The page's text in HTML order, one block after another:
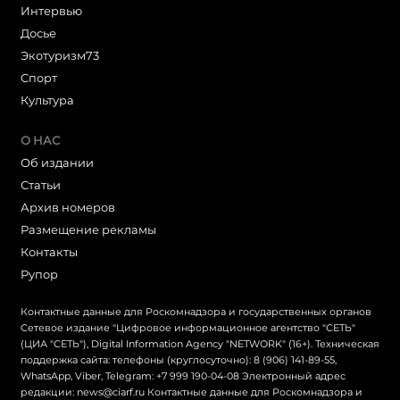
Интервью
Досье
Экотуризм73
Cпорт
Культура
О НАС
Об издании
Статьи
Архив номеров
Размещение рекламы
Контакты
Рупор
Контактные данные для Роскомнадзора и государственных органов
Сетевое издание "Цифровое информационное агентство "СЕТЬ"
(ЦИА "СЕТЬ"), Digital Information Agency "NETWORK" (16+). Техническая
поддержка сайта: телефоны (круглосуточно): 8 (906) 141-89-55,
WhatsApp, Viber, Telegram: +7 999 190-04-08 Электронный адрес
редакции: news@ciarf.ru Контактные данные для Роскомнадзора и